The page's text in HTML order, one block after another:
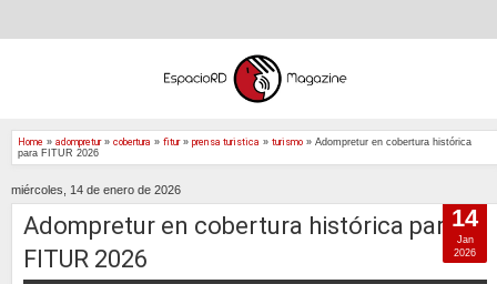
Home » adompretur» cobertura » fitur» prensa turistica » turismo » Adompretur en cobertura histórica
para FITUR 2026
miércoles, 14 de enero de 2026
Adompretur en cobertura histórica para
FITUR 2026
14
Jan
2026